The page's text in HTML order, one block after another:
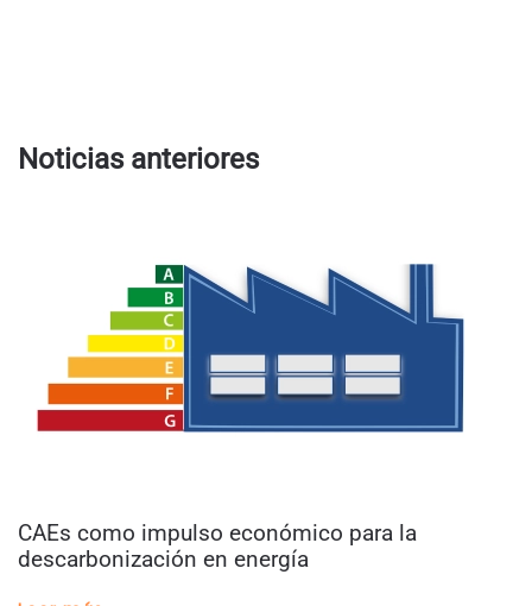
Noticias anteriores
CAEs como impulso económico para la
descarbonización en energía